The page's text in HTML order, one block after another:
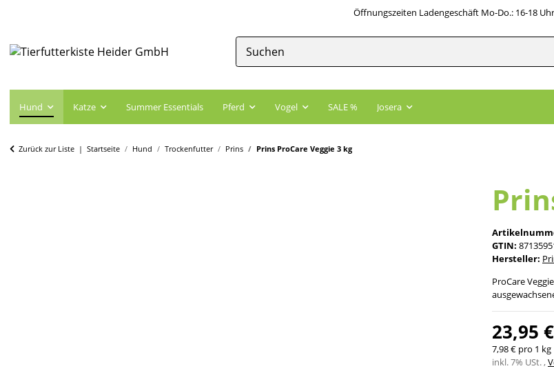
Öffnungszeiten Ladengeschäft Mo-Do.: 16-18
Hund Katze Summer Essentials Pferd Vogel SALE % Josera
Zurück zur Liste Startseite Hund Trockenfutter Prins Prins ProCare Veggie 3 kg
GTIN:
Hersteller:
ProCare
23,95 €
7,98 € pro 1 kg
inkl. 7% USt. ,